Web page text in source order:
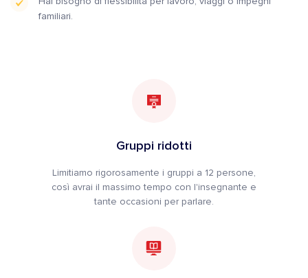
familiari.
Gruppi ridotti
Limitiamo rigorosamente i gruppi a 12 persone,
così avrai il massimo tempo con l'insegnante e
tante occasioni per parlare.